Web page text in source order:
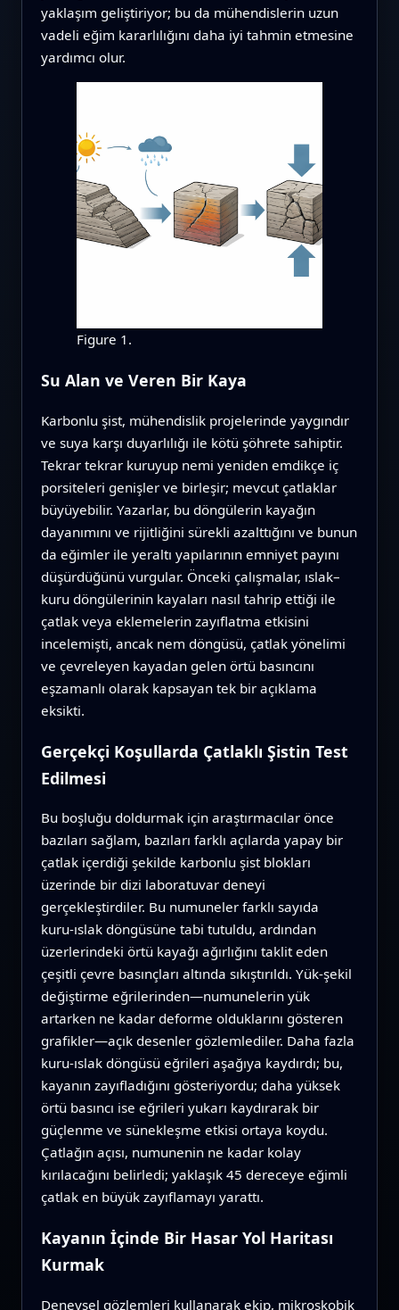
yaklaşım geliştiriyor; bu da mühendislerin uzun
vadeli eğim kararlılığını daha iyi tahmin etmesine
yardımcı olur.
Figure 1.
Su Alan ve Veren Bir Kaya
Karbonlu şist, mühendislik projelerinde yaygındır
ve suya karşı duyarlılığı ile kötü şöhrete sahiptir.
Tekrar tekrar kuruyup nemi yeniden emdikçe iç
porsiteleri genişler ve birleşir; mevcut çatlaklar
büyüyebilir. Yazarlar, bu döngülerin kayağın
dayanımını ve rijitliğini sürekli azalttığını ve bunun
da eğimler ile yeraltı yapılarının emniyet payını
düşürdüğünü vurgular. Önceki çalışmalar, ıslak–
kuru döngülerinin kayaları nasıl tahrip ettiği ile
çatlak veya eklemelerin zayıflatma etkisini
incelemişti, ancak nem döngüsü, çatlak yönelimi
ve çevreleyen kayadan gelen örtü basıncını
eşzamanlı olarak kapsayan tek bir açıklama
eksikti.
Gerçekçi Koşullarda Çatlaklı Şistin Test
Edilmesi
Bu boşluğu doldurmak için araştırmacılar önce
bazıları sağlam, bazıları farklı açılarda yapay bir
çatlak içerdiği şekilde karbonlu şist blokları
üzerinde bir dizi laboratuvar deneyi
gerçekleştirdiler. Bu numuneler farklı sayıda
kuru‑ıslak döngüsüne tabi tutuldu, ardından
üzerlerindeki örtü kayağı ağırlığını taklit eden
çeşitli çevre basınçları altında sıkıştırıldı. Yük‑şekil
değiştirme eğrilerinden—numunelerin yük
artarken ne kadar deforme olduklarını gösteren
grafikler—açık desenler gözlemlediler. Daha fazla
kuru‑ıslak döngüsü eğrileri aşağıya kaydırdı; bu,
kayanın zayıfladığını gösteriyordu; daha yüksek
örtü basıncı ise eğrileri yukarı kaydırarak bir
güçlenme ve sünekleşme etkisi ortaya koydu.
Çatlağın açısı, numunenin ne kadar kolay
kırılacağını belirledi; yaklaşık 45 dereceye eğimli
çatlak en büyük zayıflamayı yarattı.
Kayanın İçinde Bir Hasar Yol Haritası
Kurmak
Deneysel gözlemleri kullanarak ekip, mikroskobik